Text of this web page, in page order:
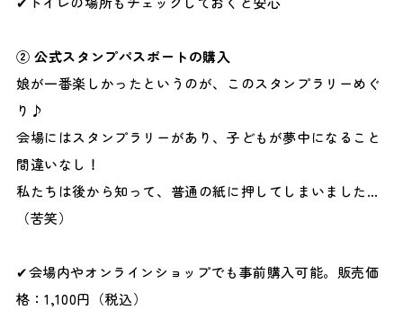
② 公式スタンプパスポートの購入
娘が一番楽しかったというのが、このスタンプラリーめぐ
り♪
会場にはスタンプラリーがあり、子どもが夢中になること
間違いなし！
私たちは後から知って、普通の紙に押してしまいました…
（苦笑）
✔会場内やオンラインショップでも事前購入可能。販売価
格：1,100円（税込）